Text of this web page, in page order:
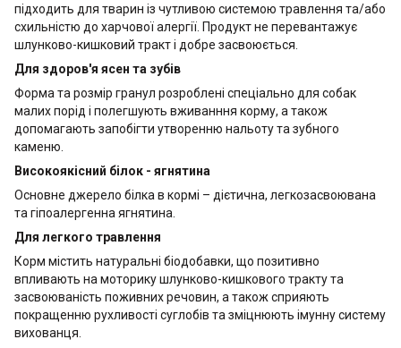
підходить для тварин із чутливою системою травлення та/або
схильністю до харчової алергії. Продукт не перевантажує
шлунково-кишковий тракт і добре засвоюється.
Для здоров'я ясен та зубів
Форма та розмір гранул розроблені спеціально для собак
малих порід і полегшують вживанння корму, а також
допомагають запобігти утворенню нальоту та зубного
каменю.
Високоякісний білок - ягнятина
Основне джерело білка в кормі – дієтична, легкозасвоювана
та гіпоалергенна ягнятина.
Для легкого травлення
Корм містить натуральні біодобавки, що позитивно
впливають на моторику шлунково-кишкового тракту та
засвоюваність поживних речовин, а також сприяють
покращенню рухливості суглобів та зміцнюють імунну систему
вихованця.